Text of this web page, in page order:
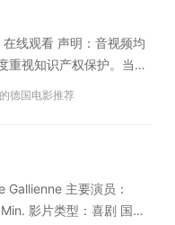
线观看 声明：音视频均
重视知识产权保护。当如
德国电影推荐
主要演员：
影片类型：喜剧 国家/